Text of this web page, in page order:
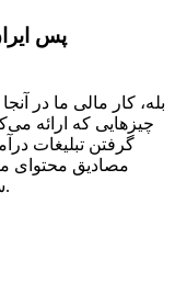
پس
بله، کار مالی ما در
چیزهایی که ارائه
مصادیق محتوای
سایت‌های آن دوره را یک بار فیلتر کرده بودند.